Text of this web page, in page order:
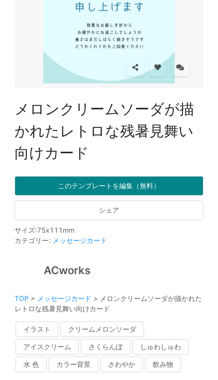
メロンクリームソーダが描
かれたレトロな残暑見舞い
向けカード
このテンプレートを編集（無料）
シェア
サイズ:75x111 mm
カテゴリー: メッセージカード
ACworks
TOP > メッセージカード > メロンクリームソーダが描かれた
レトロな残暑見舞い向けカード
イラスト クリームメロンソーダ
アイスクリーム さくらんぼ しゅわしゅわ
水 色 カラー背景 さわやか 飲み物